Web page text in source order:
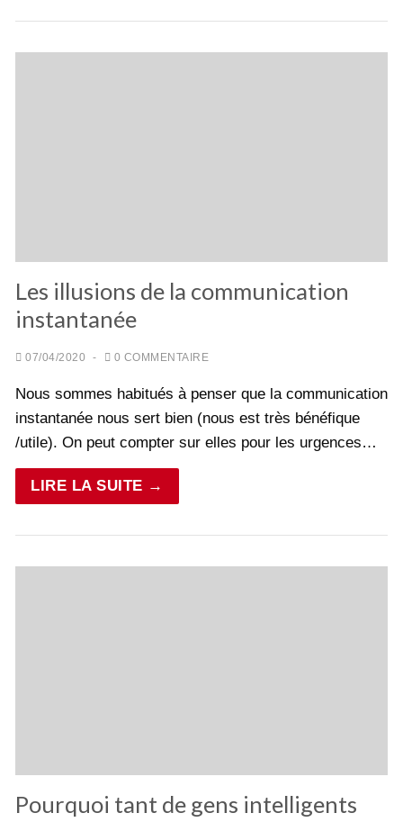
Les illusions de la communication
instantanée
07/04/2020 - 0 COMMENTAIRE
Nous sommes habitués à penser que la communication
instantanée nous sert bien (nous est très bénéfique
/utile). On peut compter sur elles pour les urgences…
LIRE LA SUITE →
Pourquoi tant de gens intelligents